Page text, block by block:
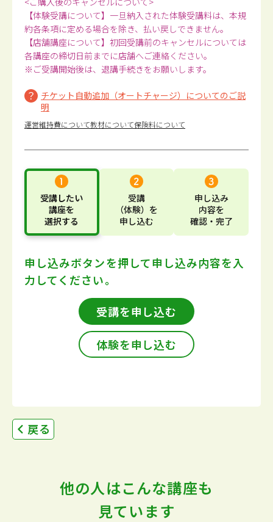
【体験受講について】一旦納入された体験受講料は、本規
約各条項に定める場合を除き、払い戻しできません。
【店舗講座について】初回受講前のキャンセルについては
各講座の締切日前までに店舗へご連絡ください。
※ご受講開始後は、退講手続きをお願いします。
チケット自動追加（オートチャージ）についてのご説
明
運営維持費について教材について保険料について
受講したい
講座を
選択する
受講
（体験） を
申し込む
申し込み
内容を
確認・完了
申し込みボタンを押して申し込み内容を入
力してください。
受講を申し込む
体験を申し込む
戻る
他の人はこんな講座も
見ています